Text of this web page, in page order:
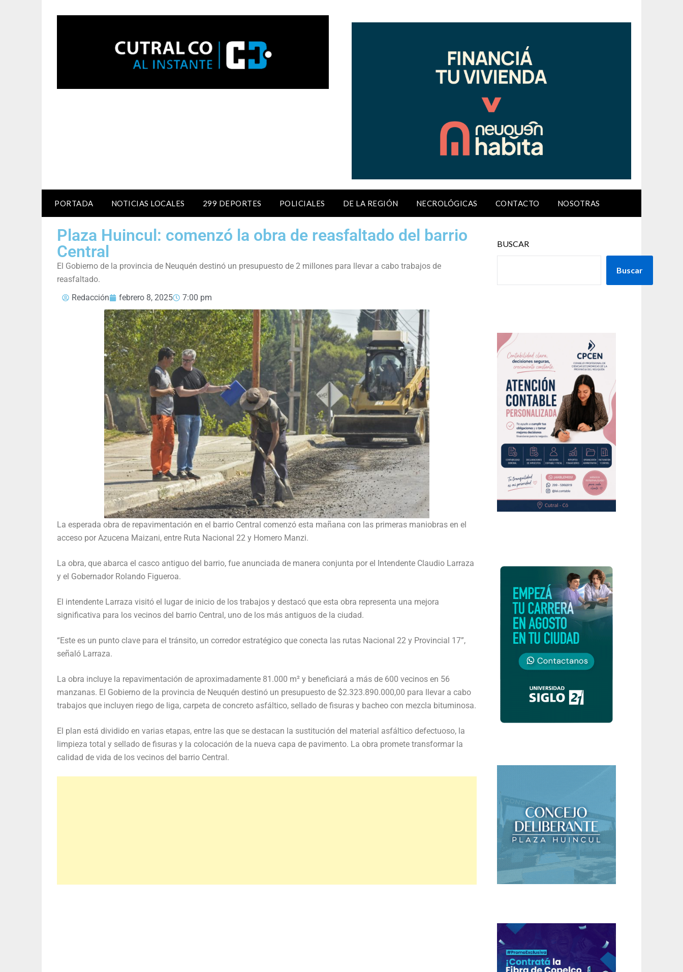
PORTADA NOTICIAS LOCALES 299 DEPORTES POLICIALES DE LA REGIÓN NECROLÓGICAS CONTACTO NOSOTRAS
Plaza Huincul: comenzó la obra de reasfaltado del barrio
Central
El Gobierno de la provincia de Neuquén destinó un presupuesto de 2 millones para llevar a cabo trabajos de
reasfaltado.
Redacción
febrero 8, 2025 7:00 pm
La esperada obra de repavimentación en el barrio Central comenzó esta mañana con las primeras maniobras en el
acceso por Azucena Maizani, entre Ruta Nacional 22 y Homero Manzi.
La obra, que abarca el casco antiguo del barrio, fue anunciada de manera conjunta por el Intendente Claudio Larraza
y el Gobernador Rolando Figueroa.
El intendente Larraza visitó el lugar de inicio de los trabajos y destacó que esta obra representa una mejora
significativa para los vecinos del barrio Central, uno de los más antiguos de la ciudad.
“Este es un punto clave para el tránsito, un corredor estratégico que conecta las rutas Nacional 22 y Provincial 17”,
señaló Larraza.
La obra incluye la repavimentación de aproximadamente 81.000 m² y beneficiará a más de 600 vecinos en 56
manzanas. El Gobierno de la provincia de Neuquén destinó un presupuesto de $2.323.890.000,00 para llevar a cabo
trabajos que incluyen riego de liga, carpeta de concreto asfáltico, sellado de fisuras y bacheo con mezcla bituminosa.
El plan está dividido en varias etapas, entre las que se destacan la sustitución del material asfáltico defectuoso, la
limpieza total y sellado de fisuras y la colocación de la nueva capa de pavimento. La obra promete transformar la
calidad de vida de los vecinos del barrio Central.
BUSCAR
Buscar